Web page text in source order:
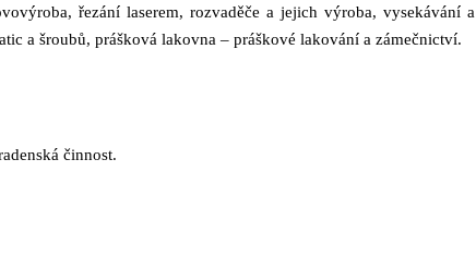
řezání laserem, rozvaděče a jejich výroba, vysekávání a
a šroubů, prášková lakovna – práškové lakování a zámečnictví.
činnost.